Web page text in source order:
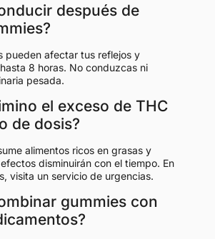
después de
pueden afectar tus reflejos y
8 horas. No conduzcas ni
pesada.
el exceso de THC
de dosis?
alimentos ricos en grasas y
disminuirán con el tiempo. En
visita un servicio de urgencias.
gummies con